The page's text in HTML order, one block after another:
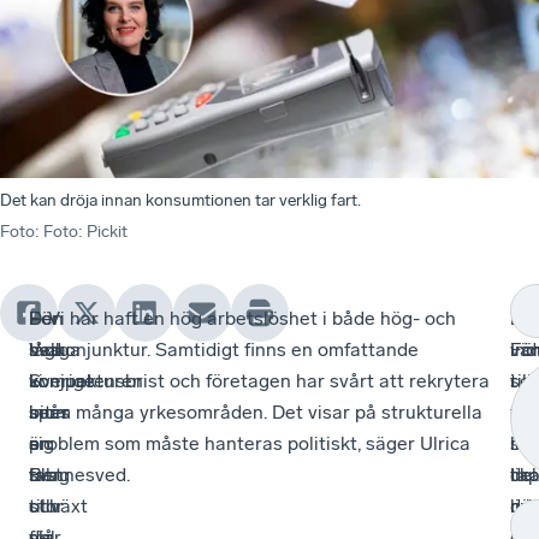
Det kan dröja innan konsumtionen tar verklig fart.
Foto: Foto: Pickit
Den
svaga
konjunkturen
biter
sig
fast
och
–
Vad
vi
ser
är
till
stor
För
hela
Sverige
spås
en
svag
tillväxt
– Vi har haft en hög arbetslöshet i både hög- och
lågkonjunktur. Samtidigt finns en omfattande
kompetensbrist och företagen har svårt att rekrytera
inom många yrkesområden. Det visar på strukturella
problem som måste hanteras politiskt, säger Ulrica
Bennesved.
till
del
För
ser
det
lika
–
i
har